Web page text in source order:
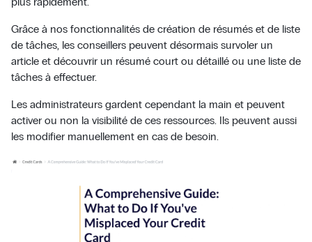
Grâce à nos fonctionnalités de création de résumés et de liste
de tâches, les conseillers peuvent désormais survoler un
article et découvrir un résumé court ou détaillé ou une liste de
tâches à effectuer.
Les administrateurs gardent cependant la main et peuvent
activer ou non la visibilité de ces ressources. Ils peuvent aussi
les modifier manuellement en cas de besoin.